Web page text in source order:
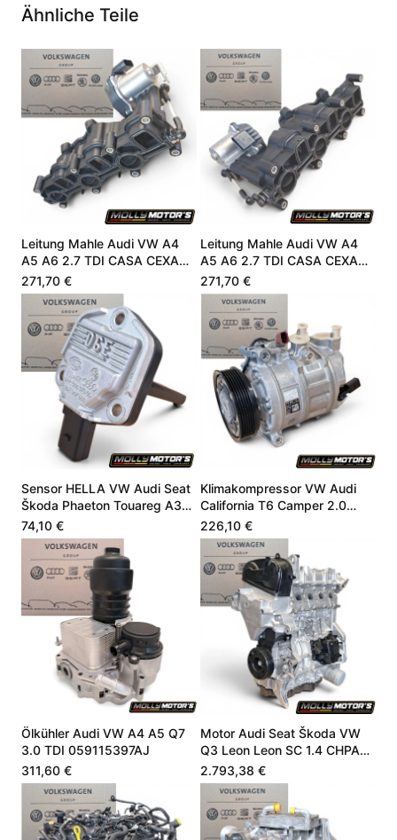
Ähnliche Teile
Leitung Mahle Audi VW A4
A5 A6 2.7 TDI CASA CEXA
059129711DC
271,70 €
Leitung Mahle Audi VW A4
A5 A6 2.7 TDI CASA CEXA
059129711DC
271,70 €
Sensor HELLA VW Audi Seat
Škoda Phaeton Touareg A3
4.9 06E907660
74,10 €
Klimakompressor VW Audi
California T6 Camper 2.0
CZSE DZLA 7LA816803A
226,10 €
Ölkühler Audi VW A4 A5 Q7
3.0 TDI 059115397AJ
311,60 €
Motor Audi Seat Škoda VW
Q3 Leon Leon SC 1.4 CHPA
CHPB 04E100098A
2.793,38 €